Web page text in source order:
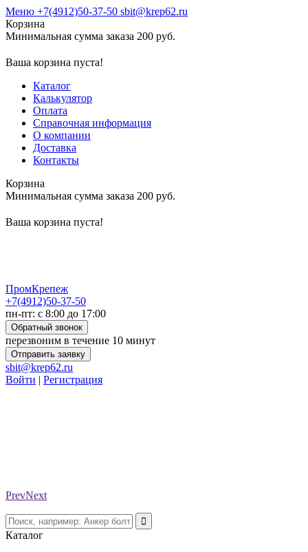
Меню +7(4912)50-37-50 sbit@krep62.ru
Корзина
Минимальная сумма заказа 200 руб.
Ваша корзина пуста!
Каталог
Калькулятор
Оплата
Справочная информация
О компании
Доставка
Контакты
Корзина
Минимальная сумма заказа 200 руб.
Ваша корзина пуста!
ПромКрепеж
+7(4912)50-37-50
пн-пт: с 8:00 до 17:00
Обратный звонок
перезвоним в течение 10 минут
Отправить заявку
sbit@krep62.ru
Войти | Регистрация
PrevNext
Каталог